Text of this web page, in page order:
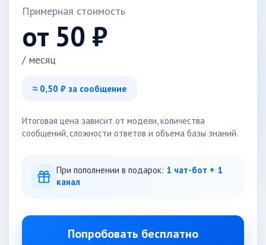
Примерная стоимость
от 50 ₽
/ месяц
≈ 0,50 ₽ за сообщение
Итоговая цена зависит от модели, количества
сообщений, сложности ответов и объема базы знаний.
При пополнении в подарок: 1 чат-бот + 1
канал
Попробовать бесплатно